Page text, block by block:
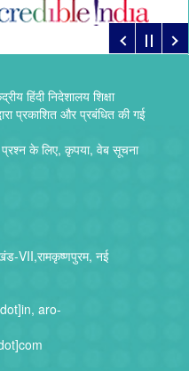
हिंदी निदेशालय शिक्षा
प्रकाशित और प्रबंधित की गई
के लिए, कृपया, वेब सूचना
VII,रामकृष्णपुरम, नई
aro-